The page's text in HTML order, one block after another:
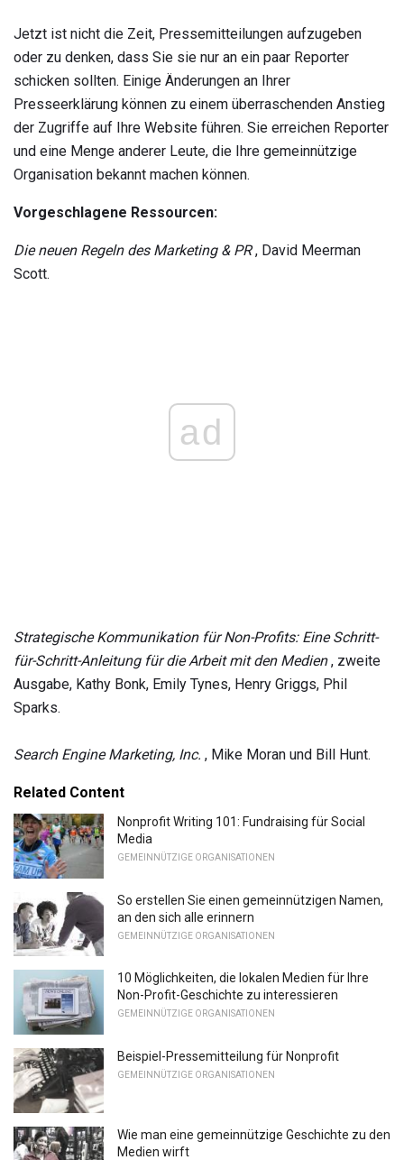
Jetzt ist nicht die Zeit, Pressemitteilungen aufzugeben
oder zu denken, dass Sie sie nur an ein paar Reporter
schicken sollten. Einige Änderungen an Ihrer
Presseerklärung können zu einem überraschenden Anstieg
der Zugriffe auf Ihre Website führen. Sie erreichen Reporter
und eine Menge anderer Leute, die Ihre gemeinnützige
Organisation bekannt machen können.
Vorgeschlagene Ressourcen:
Die neuen Regeln des Marketing & PR, David Meerman
Scott.
ad
Strategische Kommunikation für Non-Profits: Eine Schritt-
für-Schritt-Anleitung für die Arbeit mit den Medien, zweite
Ausgabe, Kathy Bonk, Emily Tynes, Henry Griggs, Phil
Sparks.
Search Engine Marketing, Inc. , Mike Moran und Bill Hunt.
Related Content
Nonprofit Writing 101: Fundraising für Social
Media
GEMEINNÜTZIGE ORGANISATIONEN
So erstellen Sie einen gemeinnützigen Namen,
an den sich alle erinnern
GEMEINNÜTZIGE ORGANISATIONEN
10 Möglichkeiten, die lokalen Medien für Ihre
Non-Profit-Geschichte zu interessieren
GEMEINNÜTZIGE ORGANISATIONEN
Beispiel-Pressemitteilung für Nonprofit
GEMEINNÜTZIGE ORGANISATIONEN
Wie man eine gemeinnützige Geschichte zu den
Medien wirft